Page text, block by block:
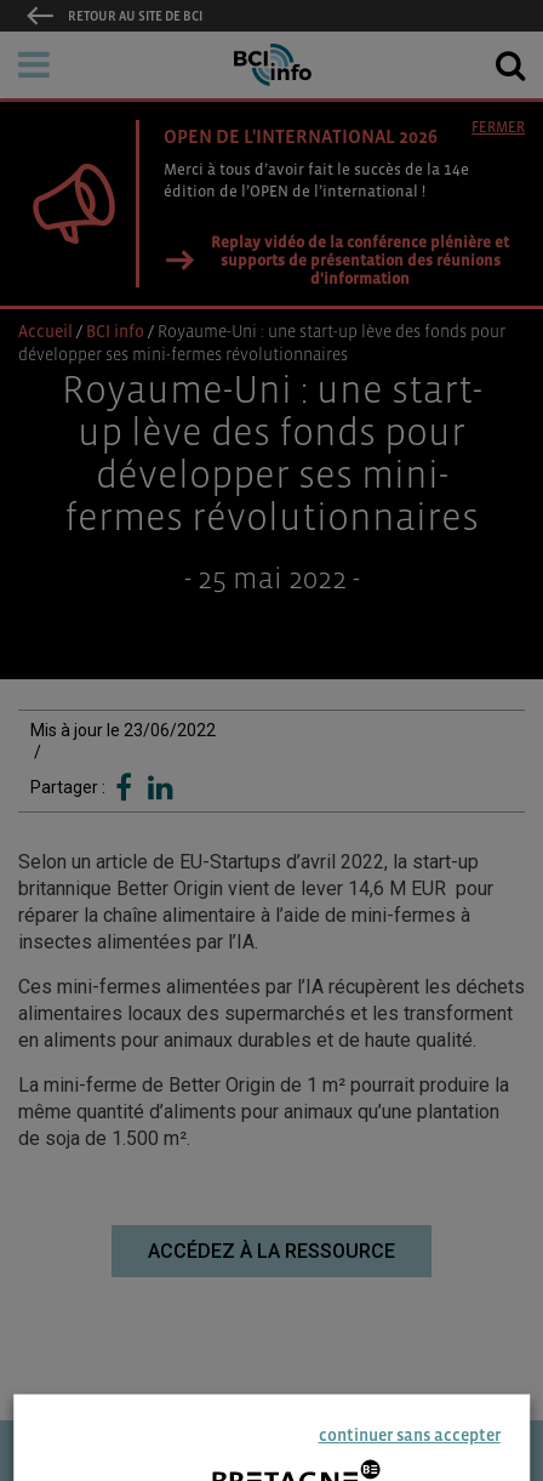
RETOUR AU SITE DE BCI
OPEN DE L'INTERNATIONAL 2026
Merci à tous d’avoir fait le succès de la 14e
édition de l’OPEN de l’international !
Replay vidéo de la conférence plénière et
supports de présentation des réunions
d'information
FERMER
Accueil / BCI info / Royaume-Uni : une start-up lève des fonds pour
développer ses mini-fermes révolutionnaires
Royaume-Uni : une start-
up lève des fonds pour
développer ses mini-
fermes révolutionnaires
- 25 mai 2022 -
Mis à jour le 23/06/2022
/
Partager :
Selon un article de EU-Startups d’avril 2022, la start-up
britannique Better Origin vient de lever 14,6 M EUR pour
réparer la chaîne alimentaire à l’aide de mini-fermes à
insectes alimentées par l’IA.
Ces mini-fermes alimentées par l’IA récupèrent les déchets
alimentaires locaux des supermarchés et les transforment
en aliments pour animaux durables et de haute qualité.
La mini-ferme de Better Origin de 1 m² pourrait produire la
même quantité d’aliments pour animaux qu’une plantation
de soja de 1.500 m².
ACCÉDEZ À LA RESSOURCE
continuer sans accepter